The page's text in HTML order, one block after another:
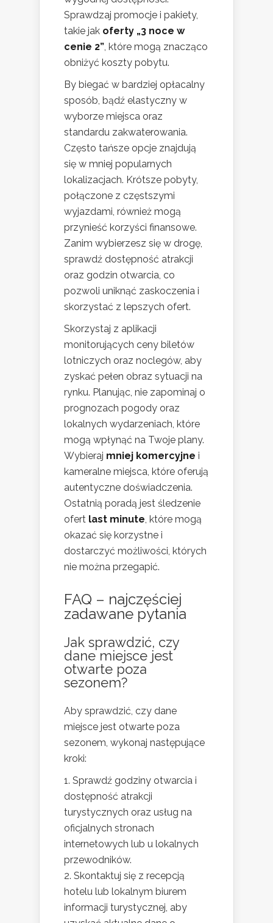
Sprawdzaj promocje i pakiety,
takie jak oferty „3 noce w
cenie 2” , które mogą znacząco
obniżyć koszty pobytu.
By biegać w bardziej opłacalny
sposób, bądź elastyczny w
wyborze miejsca oraz
standardu zakwaterowania.
Często tańsze opcje znajdują
się w mniej popularnych
lokalizacjach. Krótsze pobyty,
połączone z częstszymi
wyjazdami, również mogą
przynieść korzyści finansowe.
Zanim wybierzesz się w drogę,
sprawdź dostępność atrakcji
oraz godzin otwarcia, co
pozwoli uniknąć zaskoczenia i
skorzystać z lepszych ofert.
Skorzystaj z aplikacji
monitorujących ceny biletów
lotniczych oraz noclegów, aby
zyskać pełen obraz sytuacji na
rynku. Planując, nie zapominaj o
prognozach pogody oraz
lokalnych wydarzeniach, które
mogą wpłynąć na Twoje plany.
Wybieraj mniej komercyjne i
kameralne miejsca, które oferują
autentyczne doświadczenia.
Ostatnią poradą jest śledzenie
ofert last minute , które mogą
okazać się korzystne i
dostarczyć możliwości, których
nie można przegapić.
FAQ – najczęściej
zadawane pytania
Jak sprawdzić, czy
dane miejsce jest
otwarte poza
sezonem?
Aby sprawdzić, czy dane
miejsce jest otwarte poza
sezonem, wykonaj następujące
kroki:
Sprawdź godziny otwarcia i
dostępność atrakcji
turystycznych oraz usług na
oficjalnych stronach
internetowych lub u lokalnych
przewodników.
Skontaktuj się z recepcją
hotelu lub lokalnym biurem
informacji turystycznej, aby